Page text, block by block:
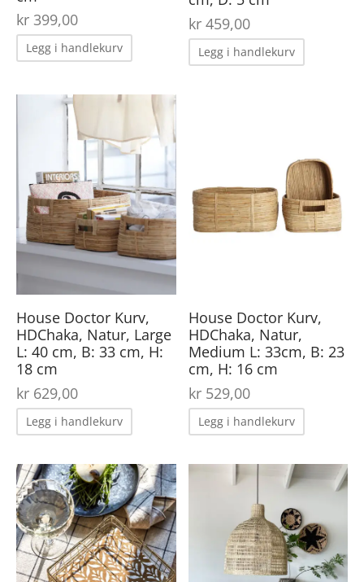
kr 399,00
Legg i handlekurv
kr459,00
Legg i handlekurv
House Doctor Kurv,
HDChaka, Natur, Large
L: 40 cm, B: 33 cm, H:
18 cm
kr 629,00
Legg i handlekurv
House Doctor Kurv,
HDChaka, Natur,
Medium L: 33cm, B: 23
cm, H: 16 cm
kr529,00
Legg i handlekurv